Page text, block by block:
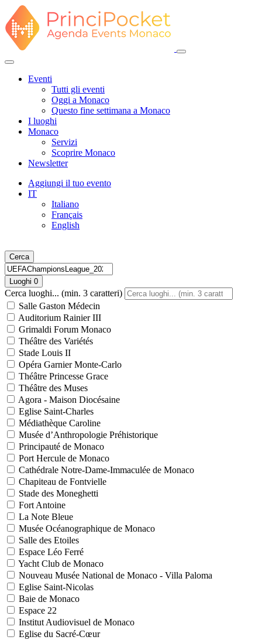
Eventi
Tutti gli eventi
Oggi a Monaco
Questo fine settimana a Monaco
I luoghi
Monaco
Servizi
Scoprire Monaco
Newsletter
Aggiungi il tuo evento
IT
Italiano
Français
English
Cerca
Luoghi 0
Cerca luoghi... (min. 3 caratteri)
Salle Gaston Médecin
Auditorium Rainier III
Grimaldi Forum Monaco
Théâtre des Variétés
Stade Louis II
Opéra Garnier Monte-Carlo
Théâtre Princesse Grace
Théâtre des Muses
Agora - Maison Diocésaine
Eglise Saint-Charles
Médiathèque Caroline
Musée d’Anthropologie Préhistorique
Principauté de Monaco
Port Hercule de Monaco
Cathédrale Notre-Dame-Immaculée de Monaco
Chapiteau de Fontvielle
Stade des Moneghetti
Fort Antoine
La Note Bleue
Musée Océanographique de Monaco
Salle des Etoiles
Espace Léo Ferré
Yacht Club de Monaco
Nouveau Musée National de Monaco - Villa Paloma
Eglise Saint-Nicolas
Baie de Monaco
Espace 22
Institut Audiovisuel de Monaco
Eglise du Sacré-Cœur